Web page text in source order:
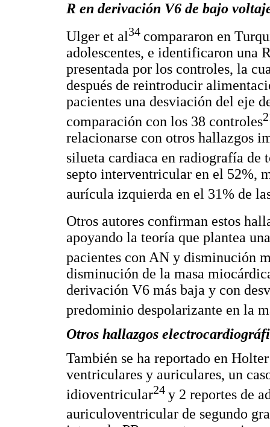
R en derivación V6 de bajo
Ulger et al34 compararon en
adolescentes, e identificaron una
presentada por los controles, la
después de reintroducir
pacientes una desviación del eje
comparación con los 38 controles
relacionarse con otros hallazgos
silueta cardiaca en radiografía de
septo interventricular en el 52%,
aurícula izquierda en el 31% de
Otros autores confirman estos
apoyando la teoría que plantea
pacientes con AN y disminución
disminución de la masa
derivación V6 más baja y con
predominio despolarizante en la
Otros hallazgos
También se ha reportado en
ventriculares y auriculares, un
idioventricular24 y 2 reportes de
auriculoventricular de segundo